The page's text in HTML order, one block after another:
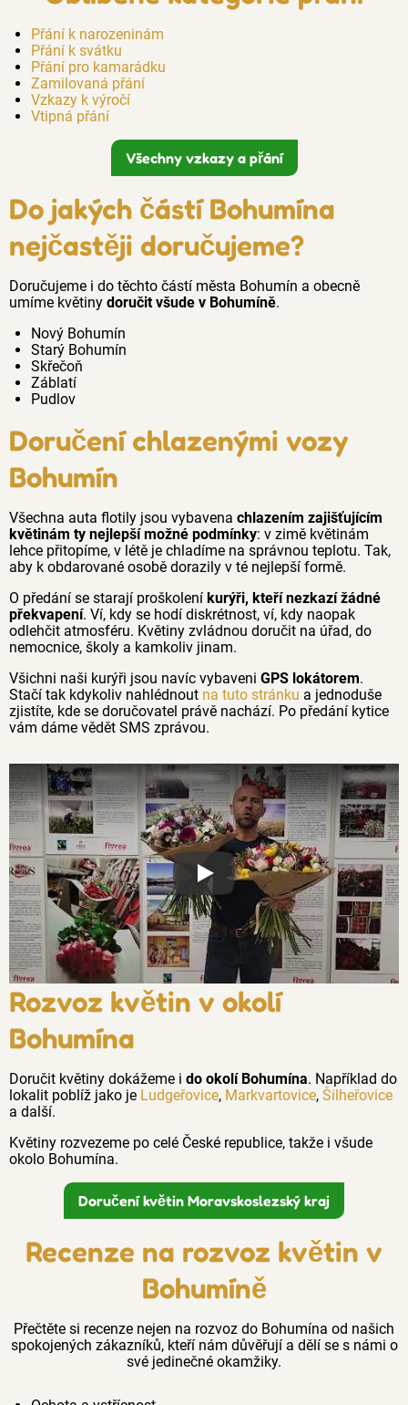
Přání k narozeninám
Přání k svátku
Přání pro kamarádku
Zamilovaná přání
Vzkazy k výročí
Vtipná přání
Všechny vzkazy a přání
Do jakých částí Bohumína
nejčastěji doručujeme?
Doručujeme i do těchto částí města Bohumín a obecně
umíme květiny doručit všude v Bohumíně.
Nový Bohumín
Starý Bohumín
Skřečoň
Záblatí
Pudlov
Doručení chlazenými vozy
Bohumín
Všechna auta flotily jsou vybavena chlazením zajišťujícím
květinám ty nejlepší možné podmínky: v zimě květinám
lehce přitopíme, v létě je chladíme na správnou teplotu. Tak,
aby k obdarované osobě dorazily v té nejlepší formě.
O předání se starají proškolení kurýři, kteří nezkazí žádné
překvapení. Ví, kdy se hodí diskrétnost, ví, kdy naopak
odlehčit atmosféru. Květiny zvládnou doručit na úřad, do
nemocnice, školy a kamkoliv jinam.
Všichni naši kurýři jsou navíc vybaveni GPS lokátorem.
Stačí tak kdykoliv nahlédnout na tuto stránku a jednoduše
zjistíte, kde se doručovatel právě nachází. Po předání kytice
vám dáme vědět SMS zprávou.
Proč jsou květiny z Florea tak
Rozvoz květin v okolí
Bohumína
Doručit květiny dokážeme i do okolí Bohumína. Například do
lokalit poblíž jako je Ludgeřovice, Markvartovice, Šilheřovice
a další.
Květiny rozvezeme po celé České republice, takže i všude
okolo Bohumína.
Doručení květin Moravskoslezský kraj
Recenze na rozvoz květin v
Bohumíně
Přečtěte si recenze nejen na rozvoz do Bohumína od našich
spokojených zákazníků, kteří nám důvěřují a dělí se s námi o
své jedinečné okamžiky.